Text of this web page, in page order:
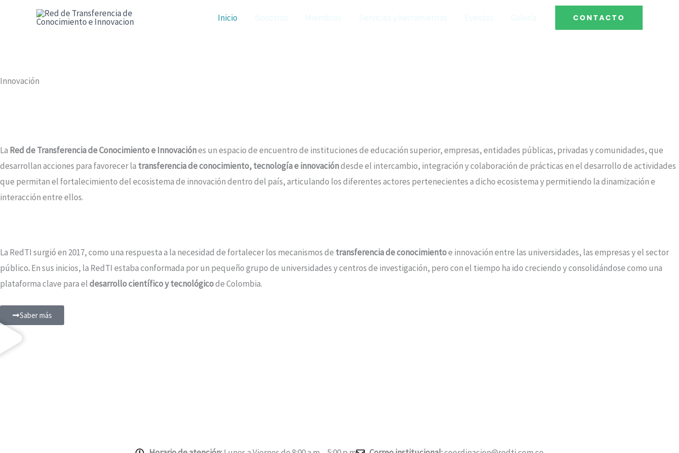
Inicio CONTACTO
Innovación
La Red de Transferencia de Conocimiento e Innovaciónes un espacio de encuentro de instituciones de educación superior, empresas, entidades públicas, privadas y comunidades, que
desarrollan acciones para favorecer la transferencia de conocimiento, tecnología e innovacióndesde el intercambio, integración y colaboración de prácticas en el desarrollo de actividades
que permitan el fortalecimiento del ecosistema de innovación dentro del país, articulando los diferentes actores pertenecientes a dicho ecosistema y permitiendo la dinamización e
interacción entre ellos.
La RedTI surgió en 2017, como una respuesta a la necesidad de fortalecer los mecanismos de transferencia de conocimientoe innovación entre las universidades, las empresas y el sector
público.En sus inicios, la RedTI estaba conformada por un pequeño grupo de universidades y centros de investigación, pero con el tiempo ha ido creciendo y consolidándose como una
plataforma clave para eldesarrollo científico y tecnológicode Colombia.
Saber más